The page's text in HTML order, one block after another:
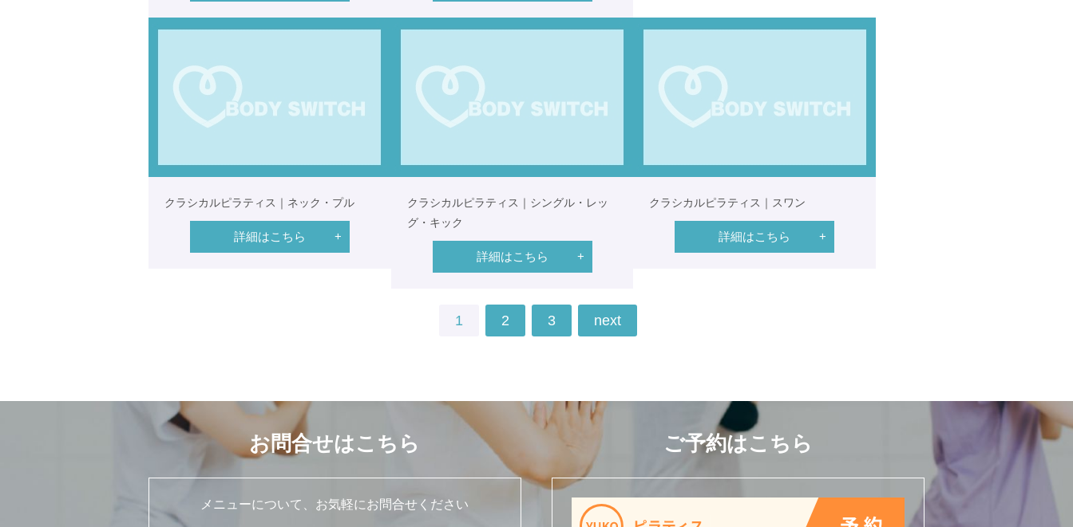
クラシカルピラティス｜ネック・プル
詳細はこちら
クラシカルピラティス｜シングル・レッ
グ・キック
詳細はこちら
クラシカルピラティス｜スワン
詳細はこちら
1 2 3 next
お問合せはこちら
メニューについて、 お気軽にお問合せください
ご予約はこちら